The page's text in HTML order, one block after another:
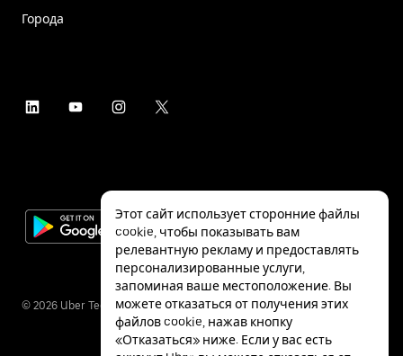
Города
© 2026 Uber Technologies Inc.
Этот сайт использует сторонние файлы
cookie, чтобы показывать вам
релевантную рекламу и предоставлять
персонализированные услуги,
запоминая ваше местоположение. Вы
можете отказаться от получения этих
файлов cookie, нажав кнопку
«Отказаться» ниже. Если у вас есть